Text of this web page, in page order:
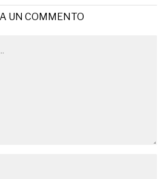
UN COMMENTO